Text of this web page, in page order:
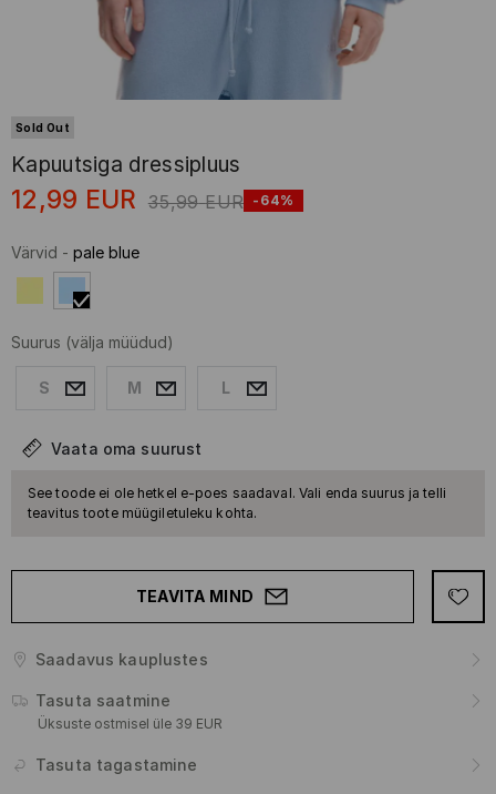
Sold Out
Kapuutsiga dressipluus
12,99 EUR 35,99 EUR -64%
Värvid - pale blue
Suurus (välja müüdud)
S M L
Vaata oma suurust
See toode ei ole hetkel e-poes saadaval. Vali enda suurus ja telli
teavitus toote müügiletuleku kohta.
TEAVITA MIND
Saadavus kauplustes
Tasuta saatmine
Üksuste ostmisel üle 39 EUR
Tasuta tagastamine